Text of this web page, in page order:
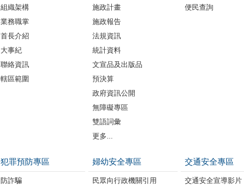
組織架構
業務職掌
首長介紹
大事紀
聯絡資訊
轄區範圍
施政計畫
施政報告
法規資訊
統計資料
文宣品及出版品
預決算
政府資訊公開
無障礙專區
雙語詞彙
更多...
便民查詢
犯罪預防專區
防詐騙
婦幼安全專區
民眾向行政機關引用
交通安全專區
交通安全宣導影片